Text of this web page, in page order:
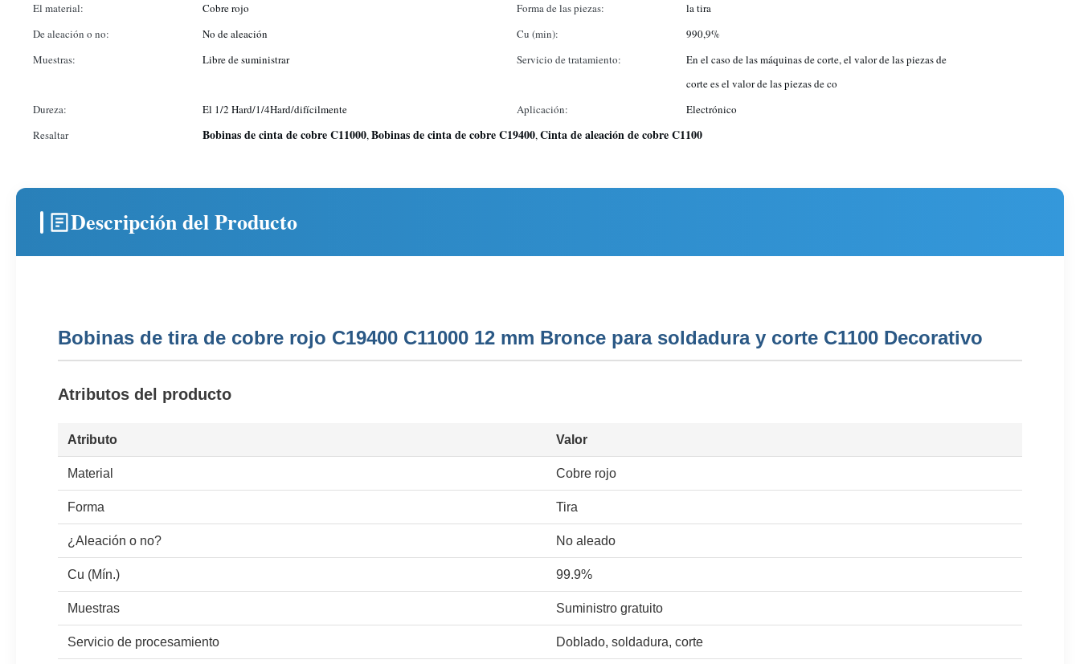
El material: Cobre rojo Forma de las piezas:
la tira
De aleación o no:
No de aleación Cu (min):
990,9%
Muestras:
Libre de suministrar Servicio de tratamiento:
En el caso de las máquinas de corte, el valor de las piezas de
corte es el valor de las piezas de co
Dureza:
El 1/2 Hard/1/4Hard/difícilmente Aplicación:
Electrónico
Resaltar
Bobinas de cinta de cobre C11000,Bobinas de cinta de cobre C19400,Cinta de aleación de cobre C1100
Descripción del Producto
Bobinas de tira de cobre rojo C19400 C11000 12 mm Bronce para soldadura y corte C1100 Decorativo
Atributos del producto
Atributo Valor
Material Cobre rojo
Forma Tira
¿Aleación o no? No aleado
Cu (Mín.) 99.9%
Muestras Suministro gratuito
Servicio de procesamiento Doblado, soldadura, corte